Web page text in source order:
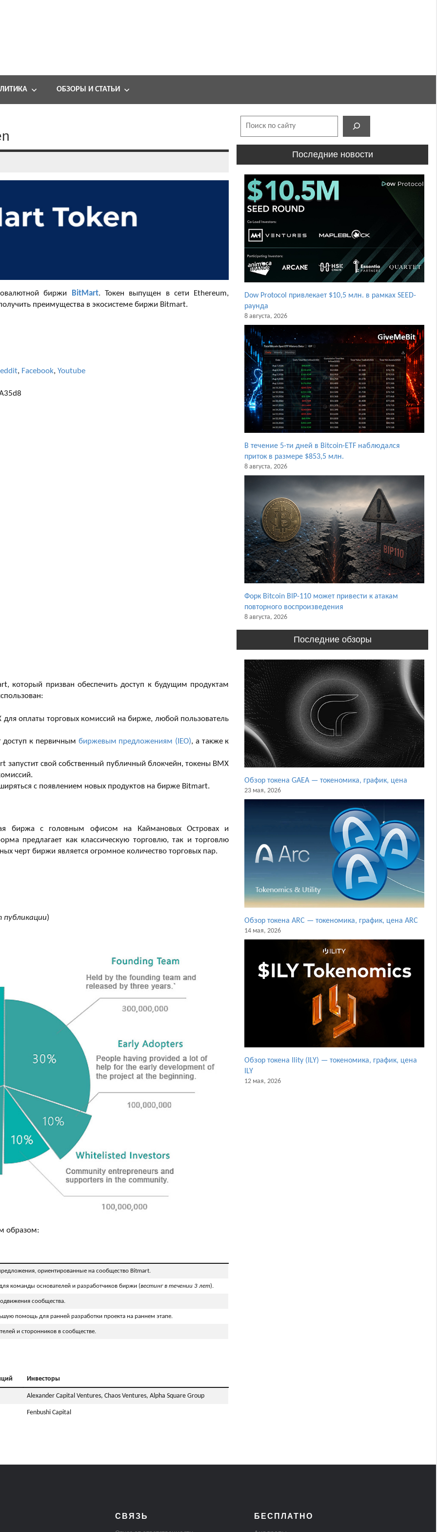
ОБЗОРЫ И СТАТЬИ
биржи BitMart. Токен выпущен в сети Ethereum,
преимущества в экосистеме биржи Bitmart.
, Facebook, Youtube
который призван обеспечить доступ к будущим продуктам
для оплаты торговых комиссий на бирже, любой пользователь
доступ к первичным биржевым предложениям (IEO), а также к
свой собственный публичный блокчейн, токены BMX
с появлением новых продуктов на бирже Bitmart.
биржа с головным офисом на Каймановых Островах и
предлагает как классическую торговлю, так и торговлю
черт биржи является огромное количество торговых пар.
)
образом:
ориентированные на сообщество Bitmart.
команды основателей и разработчиков биржи (вестинг в течении 3 лет).
сообщества.
помощь для ранней разработки проекта на раннем этапе.
и сторонников в сообществе.
Инвесторы
Alexander Capital Ventures, Chaos Ventures, Alpha Square Group
Fenbushi Capital
Последние новости
Dow Protocol привлекает $10,5 млн. в рамках SEED-
раунда
8 августа, 2026
В течение 5-ти дней в Bitcoin-ETF наблюдался
приток в размере $853,5 млн.
8 августа, 2026
Форк Bitcoin BIP-110 может привести к атакам
повторного воспроизведения
8 августа, 2026
Последние обзоры
Обзор токена GAEA — токеномика, график, цена
23 мая, 2026
Обзор токена ARC — токеномика, график, цена ARC
14 мая, 2026
Обзор токена Ility (ILY) — токеномика, график, цена
ILY
12 мая, 2026
СВЯЗЬ БЕСПЛАТНО